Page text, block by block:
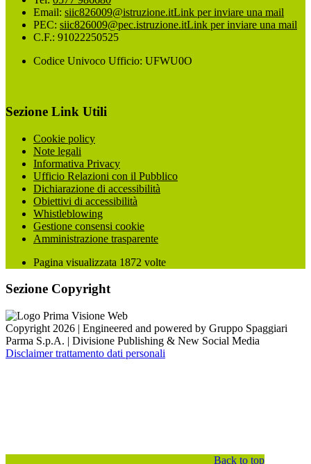
Email: siic826009@istruzione.itLink per inviare una mail
PEC: siic826009@pec.istruzione.itLink per inviare una mail
C.F.: 91022250525
Codice Univoco Ufficio: UFWU0O
Sezione Link Utili
Cookie policy
Note legali
Informativa Privacy
Ufficio Relazioni con il Pubblico
Dichiarazione di accessibilità
Obiettivi di accessibilità
Whistleblowing
Gestione consensi cookie
Amministrazione trasparente
Pagina visualizzata 1872 volte
Sezione Copyright
Copyright 2026 | Engineered and powered by Gruppo Spaggiari
Parma S.p.A. | Divisione Publishing & New Social Media
Disclaimer trattamento dati personali
Back to top